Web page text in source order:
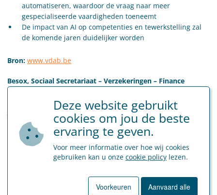
automatiseren, waardoor de vraag naar meer
gespecialiseerde vaardigheden toeneemt
De impact van AI op competenties en tewerkstelling zal
de komende jaren duidelijker worden
Bron: www.vdab.be
Besox, Sociaal Secretariaat – Verzekeringen – Finance
Zelf een loonkost per uur/maand/jaar berekenen? Dat kan
gratis via onze tool :loonkost.besox.be
Categorie
Sociaal Secretariaat
Deze website gebruikt
cookies om jou de beste
ervaring te geven.
Voor meer informatie over hoe wij cookies
gebruiken kan u onze cookie policy lezen.
Voorkeuren Aanvaard alle